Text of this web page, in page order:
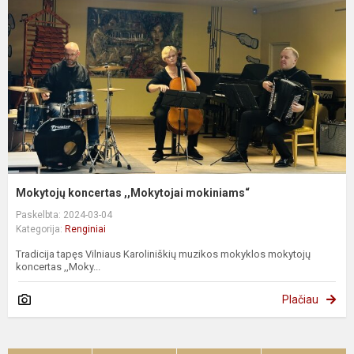
Mokytojų koncertas ,,Mokytojai mokiniams“
Paskelbta: 2024-03-04
Kategorija: Renginiai
Tradicija tapęs Vilniaus Karoliniškių muzikos mokyklos mokytojų
koncertas ,,Moky...
Plačiau